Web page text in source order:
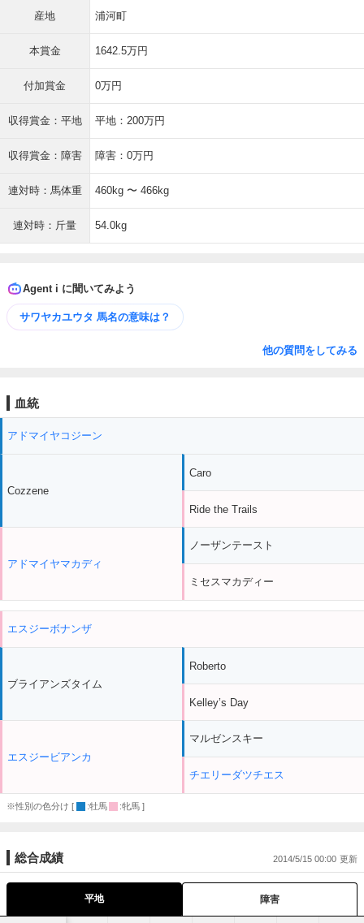
産地 浦河町
本賞金 1642.5万円
付加賞金 0万円
収得賞金：平地 平地：200万円
収得賞金：障害 障害：0万円
連対時：馬体重 460kg 〜 466kg
連対時：斤量 54.0kg
Agent i に聞いてみよう
サワヤカユウタ 馬名の意味は？
他の質問をしてみる
血統
アドマイヤコジーン
Cozzene
アドマイヤマカディ
Caro
Ride the Trails
ノーザンテースト
ミセスマカディー
エスジーボナンザ
ブライアンズタイム
エスジービアンカ
Roberto
Kelley’s Day
マルゼンスキー
チエリーダツチエス
※性別の色分け [ :牡馬 :牝馬 ]
総合成績 2014/5/15 00:00
平地 障害